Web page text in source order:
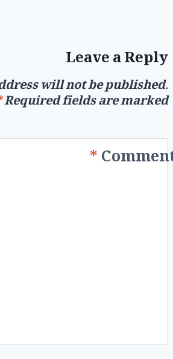
Leave a Reply
will not be published.
Required fields are marked
*